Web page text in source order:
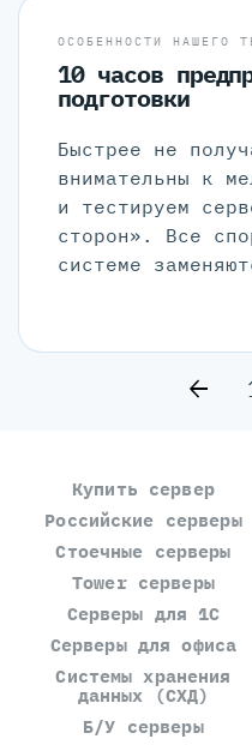
ОСОБЕННОСТИ НАШЕГО
10 часов
подготовки
Быстрее не
внимательны к
и тестируем
сторон». Все
системе
Купить сервер
Российские серверы
Стоечные серверы
Tower серверы
Серверы для 1С
Серверы для офиса
Системы хранения
данных (СХД)
Б/У серверы